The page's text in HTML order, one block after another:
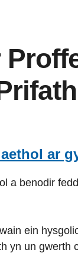
ar
a benodir
ein
yn un